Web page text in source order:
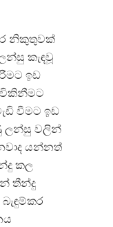
නිකුතුවක්
කැඳවූ
ඉඩ
විකිනීමට
වීමට ඉඩ
ලන්සු වලින්
යන්නත්
කල
තීන්දු